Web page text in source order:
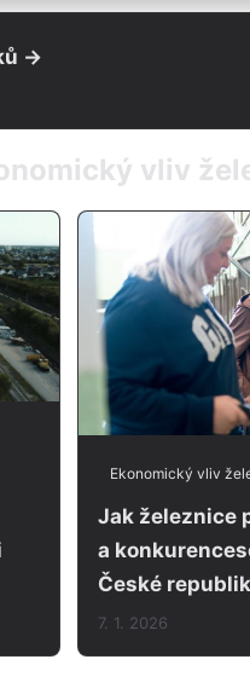
→
vliv
Ekonomický vliv
Jak železnice
a
České
7. 1. 2026